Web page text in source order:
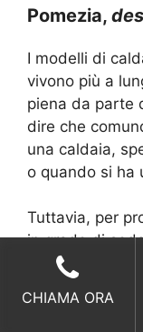
Pomezia,
I modelli di
vivono più a
piena da parte
dire che
una caldaia,
o quando si ha
Tuttavia, per
in grado di
Immergas
ha
fossero in
intramontabili,
CHIAMA ORA